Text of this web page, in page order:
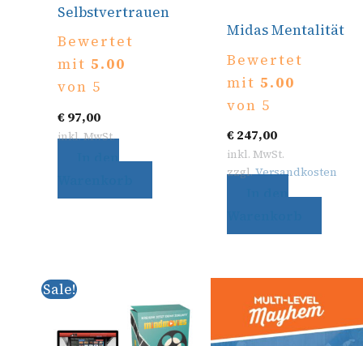
Selbstvertrauen
Bewertet
mit5.00
von 5
€97,00
inkl. MwSt.
In den
Midas Mentalität
Bewertet
mit 5.00
von 5
€247,00
inkl. MwSt.
zzgl.Versandkosten
Sale!
war:
€ 197,00
Preis
ist:
€ 97,00.